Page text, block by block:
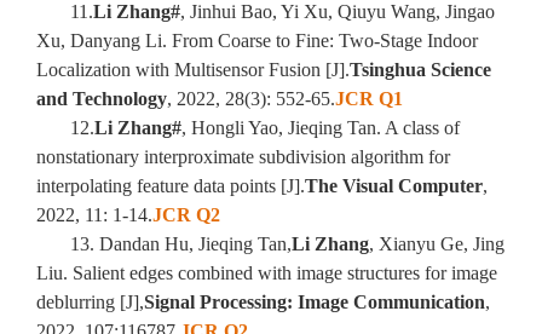
11.Li Zhang#, Jinhui Bao, Yi Xu, Qiuyu Wang, Jingao
Xu, Danyang Li. From Coarse to Fine: Two-Stage Indoor
Localization with Multisensor Fusion [J].Tsinghua Science
and Technology, 2022, 28(3): 552-65.JCR Q1
12.Li Zhang#, Hongli Yao, Jieqing Tan. A class of
nonstationary interproximate subdivision algorithm for
interpolating feature data points [J].The Visual Computer,
2022, 11: 1-14.JCR Q2
13. Dandan Hu, Jieqing Tan,Li Zhang, Xianyu Ge, Jing
Liu. Salient edges combined with image structures for image
deblurring [J],Signal Processing: Image Communication,